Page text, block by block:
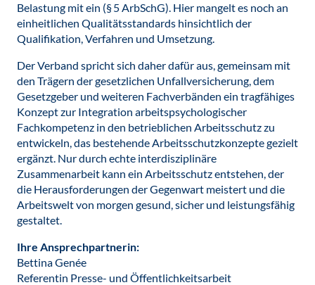
Belastung mit ein (§ 5 ArbSchG). Hier mangelt es noch an
einheitlichen Qualitätsstandards hinsichtlich der
Qualifikation, Verfahren und Umsetzung.
Der Verband spricht sich daher dafür aus, gemeinsam mit
den Trägern der gesetzlichen Unfallversicherung, dem
Gesetzgeber und weiteren Fachverbänden ein tragfähiges
Konzept zur Integration arbeitspsychologischer
Fachkompetenz in den betrieblichen Arbeitsschutz zu
entwickeln, das bestehende Arbeitsschutzkonzepte gezielt
ergänzt. Nur durch echte interdisziplinäre
Zusammenarbeit kann ein Arbeitsschutz entstehen, der
die Herausforderungen der Gegenwart meistert und die
Arbeitswelt von morgen gesund, sicher und leistungsfähig
gestaltet.
Ihre Ansprechpartnerin:
Bettina Genée
Referentin Presse- und Öffentlichkeitsarbeit